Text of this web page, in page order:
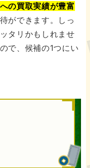
の買取実績が豊富
ができます。しっ
タリかもしれませ
で、候補の1つにい